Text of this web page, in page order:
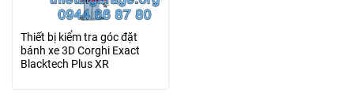
cầu nâng.
Cơ sở dữ liệu xe cho nhiều thương hiệu xe toàn cầu với
hơn 20,000 model xe.
Thiết bị kiểm tra góc đặt
bánh xe 3D Corghi Exact
Blacktech Plus XR